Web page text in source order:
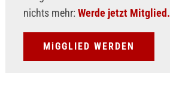
nichts mehr: Werde jetzt Mitglied.
MiGGLIED WERDEN